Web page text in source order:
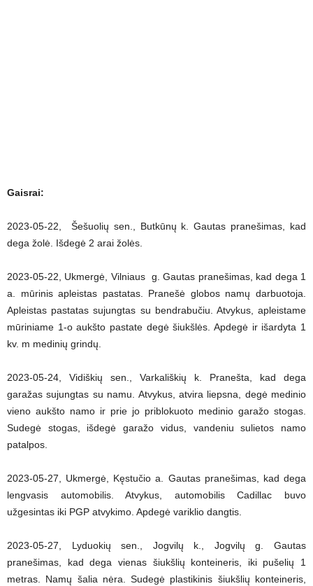
Gaisrai:
2023-05-22, Šešuolių sen., Butkūnų k. Gautas pranešimas, kad
dega žolė. Išdegė 2 arai žolės.
2023-05-22, Ukmergė, Vilniaus g. Gautas pranešimas, kad dega 1
a. mūrinis apleistas pastatas. Pranešė globos namų darbuotoja.
Apleistas pastatas sujungtas su bendrabučiu. Atvykus, apleistame
mūriniame 1-o aukšto pastate degė šiukšlės. Apdegė ir išardyta 1
kv. m medinių grindų.
2023-05-24, Vidiškių sen., Varkališkių k. Pranešta, kad dega
garažas sujungtas su namu. Atvykus, atvira liepsna, degė medinio
vieno aukšto namo ir prie jo priblokuoto medinio garažo stogas.
Sudegė stogas, išdegė garažo vidus, vandeniu sulietos namo
patalpos.
2023-05-27, Ukmergė, Kęstučio a. Gautas pranešimas, kad dega
lengvasis automobilis. Atvykus, automobilis Cadillac buvo
užgesintas iki PGP atvykimo. Apdegė variklio dangtis.
2023-05-27, Lyduokių sen., Jogvilų k., Jogvilų g. Gautas
pranešimas, kad dega vienas šiukšlių konteineris, iki pušelių 1
metras. Namų šalia nėra. Sudegė plastikinis šiukšlių konteineris,